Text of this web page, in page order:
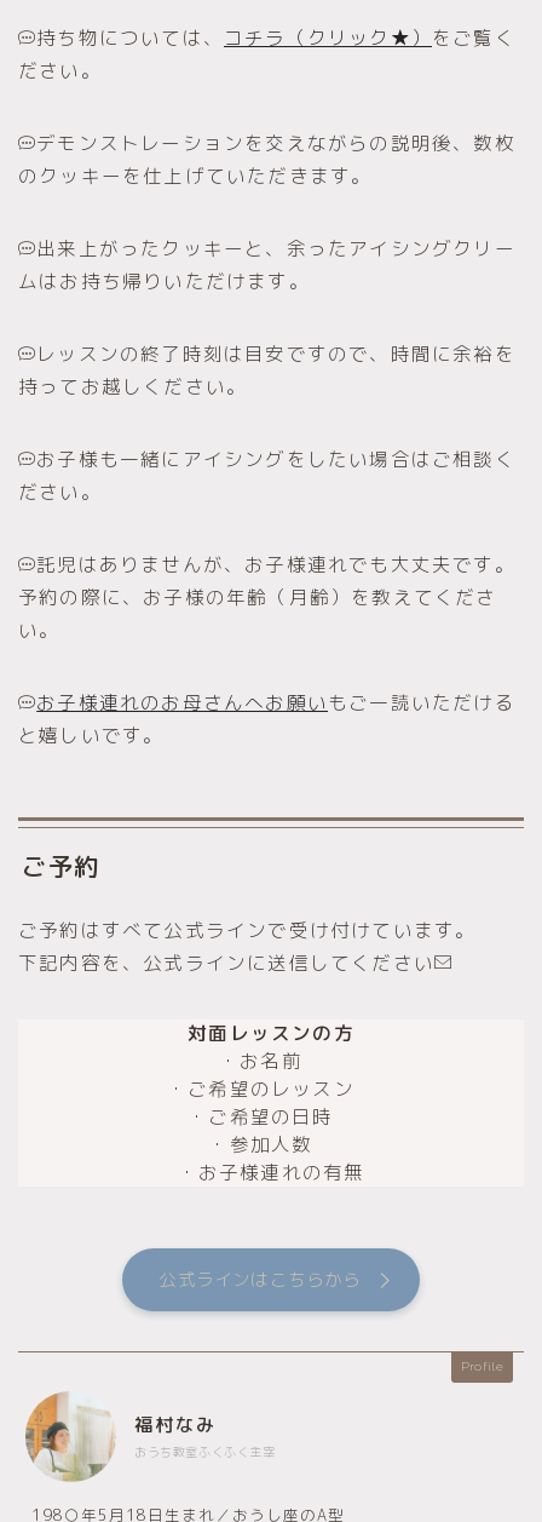
持ち物については、 コチラ（クリック★） をご覧く
ださい。
デモンストレーションを交えながらの説明後、数枚
のクッキーを仕上げていただきます。
出来上がったクッキーと、余ったアイシングクリー
ムはお持ち帰りいただけます。
レッスンの終了時刻は目安ですので、時間に余裕を
持ってお越しください。
お子様も一緒にアイシングをしたい場合はご相談く
ださい。
託児はありませんが、お子様連れでも大丈夫です。
予約の際に、お子様の年齢（月齢）を教えてくださ
い。
お子様連れのお母さんへお願い もご一読いただける
と嬉しいです。
ご予約
ご予約はすべて公式ラインで受け付けています。
下記内容を、公式ラインに送信してください
対面レッスンの方
・お名前
・ご希望のレッスン
・ご希望の日時
・参加人数
・お子様連れの有無
公式ラインはこちらから
Profile
福村なみ
おうち教室ふくふく主宰
198○年5月18日生まれ／おうし座のA型